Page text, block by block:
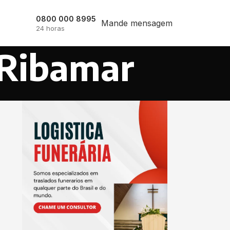
0800 000 8995
24 horas Mande mensagem